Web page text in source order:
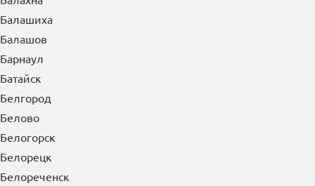
Асбест
Астрахань
Ачинск
Б
Балаково
Балахна
Балашиха
Балашов
Барнаул
Батайск